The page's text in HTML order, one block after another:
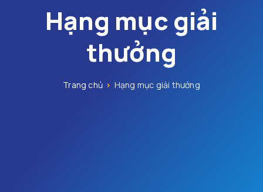
Hạng mục giải
thưởng
Trang chủ > Hạng mục giải thưởng